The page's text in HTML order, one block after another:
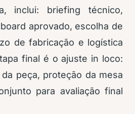
inclui: briefing técnico,
aprovado, escolha de
de fabricação e logística
final é o ajuste in loco:
peça, proteção da mesa
para avaliação final